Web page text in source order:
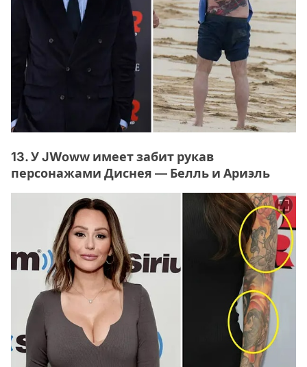
13. У JWoww имеет забит рукав
персонажами Диснея — Белль и Ариэль